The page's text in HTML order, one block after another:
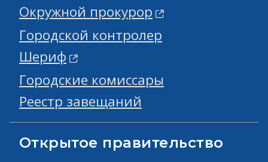
Окружной прокурор
Городской контролер
Шериф
Городские комиссары
Реестр завещаний
Открытое правительство